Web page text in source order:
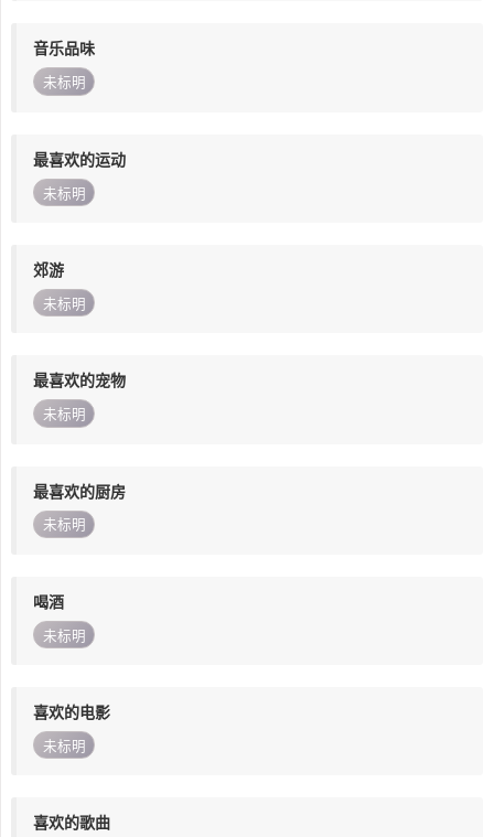
音乐品味
未标明
最喜欢的运动
未标明
郊游
未标明
最喜欢的宠物
未标明
最喜欢的厨房
未标明
喝酒
未标明
喜欢的电影
未标明
喜欢的歌曲